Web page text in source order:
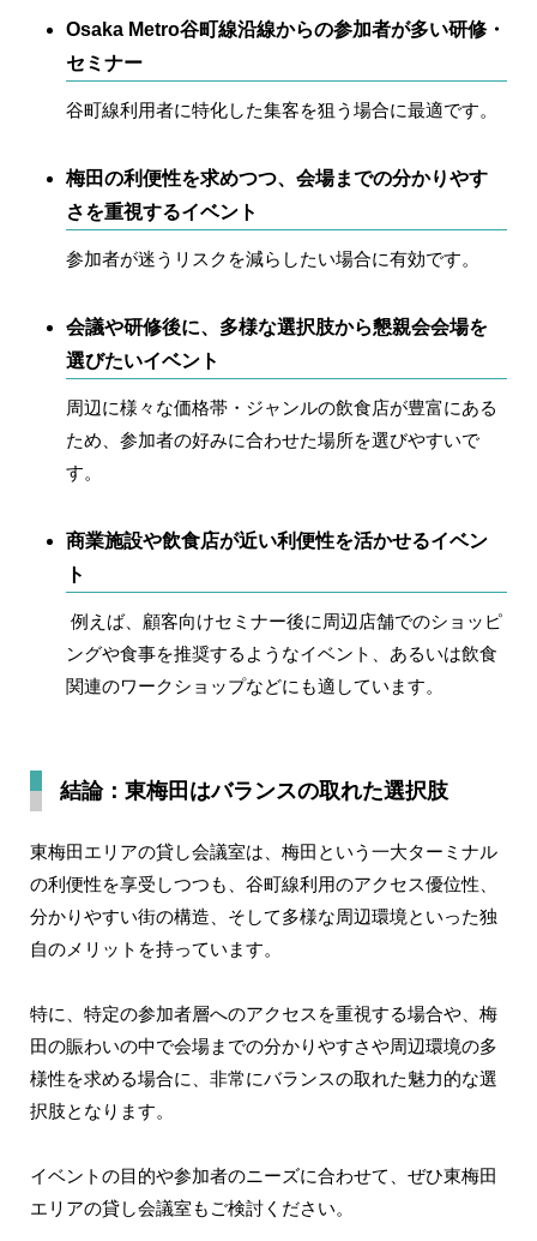
Osaka Metro谷町線沿線からの参加者が多い研修・
セミナー
谷町線利用者に特化した集客を狙う場合に最適です。
梅田の利便性を求めつつ、会場までの分かりやす
さを重視するイベント
参加者が迷うリスクを減らしたい場合に有効です。
会議や研修後に、多様な選択肢から懇親会会場を
選びたいイベント
周辺に様々な価格帯・ジャンルの飲食店が豊富にある
ため、参加者の好みに合わせた場所を選びやすいで
す。
商業施設や飲食店が近い利便性を活かせるイベン
ト
例えば、顧客向けセミナー後に周辺店舗でのショッピ
ングや食事を推奨するようなイベント、あるいは飲食
関連のワークショップなどにも適しています。
結論：東梅田はバランスの取れた選択肢
東梅田エリアの貸し会議室は、梅田という一大ターミナル
の利便性を享受しつつも、谷町線利用のアクセス優位性、
分かりやすい街の構造、そして多様な周辺環境といった独
自のメリットを持っています。
特に、特定の参加者層へのアクセスを重視する場合や、梅
田の賑わいの中で会場までの分かりやすさや周辺環境の多
様性を求める場合に、非常にバランスの取れた魅力的な選
択肢となります。
イベントの目的や参加者のニーズに合わせて、ぜひ東梅田
エリアの貸し会議室もご検討ください。